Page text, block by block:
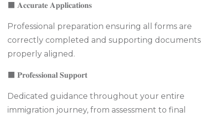
⬛ 𝐀𝐜𝐜𝐮𝐫𝐚𝐭𝐞 𝐀𝐩𝐩𝐥𝐢𝐜𝐚𝐭𝐢𝐨𝐧𝐬
Professional preparation ensuring all forms are
correctly completed and supporting documents
properly aligned.
⬛ 𝐏𝐫𝐨𝐟𝐞𝐬𝐬𝐢𝐨𝐧𝐚𝐥 𝐒𝐮𝐩𝐩𝐨𝐫𝐭
Dedicated guidance throughout your entire
immigration journey, from assessment to final